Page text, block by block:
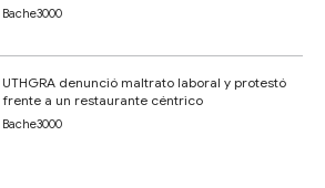
Bache3000
UTHGRA denunció maltrato laboral y protestó
frente a un restaurante céntrico
Bache3000